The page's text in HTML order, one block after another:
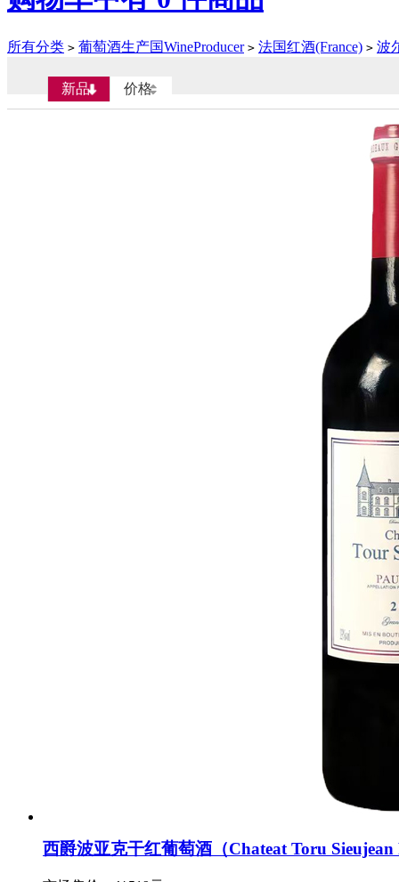
所有分类 > 葡萄酒生产国WineProducer > 法国红酒(France) > 波
新品 价格
西爵波亚克干红葡萄酒（Chateat Toru Sieujean